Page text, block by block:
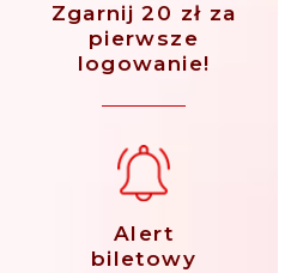
Zgarnij 20 zł za
pierwsze
logowanie!
Alert
biletowy